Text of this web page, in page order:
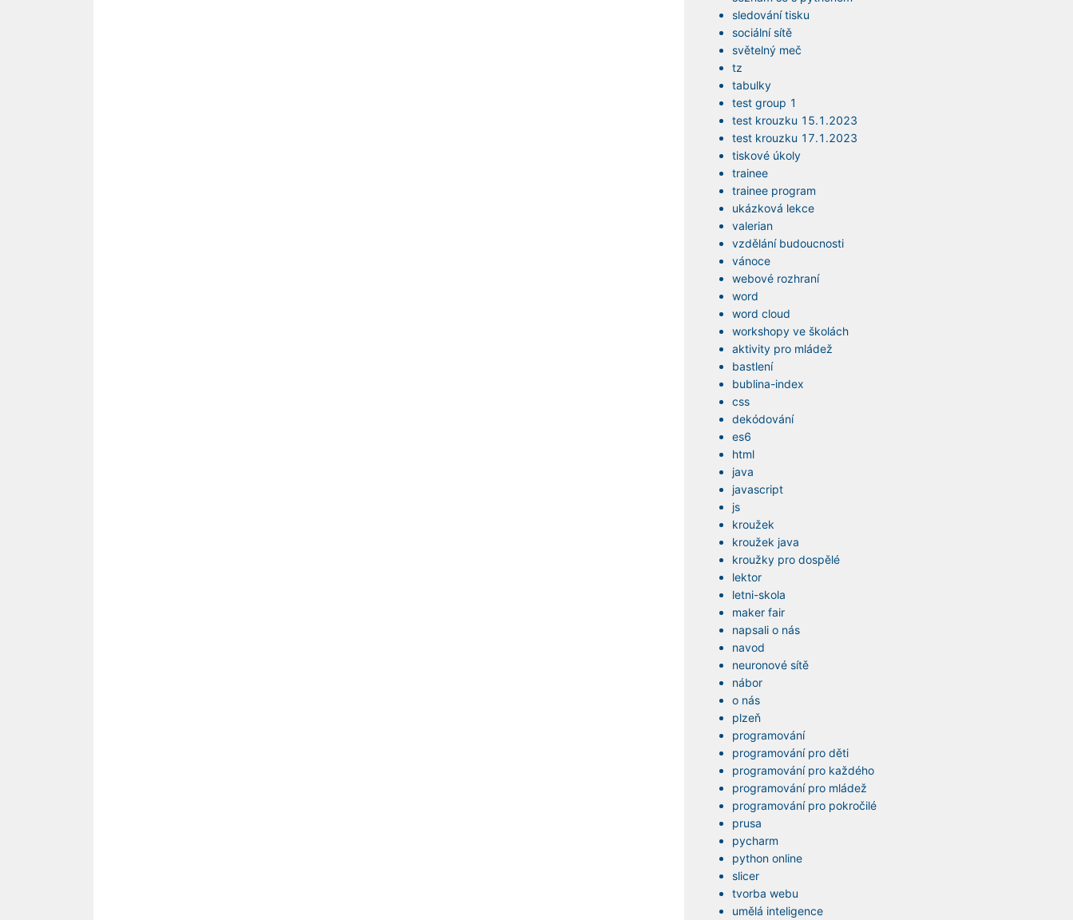
sledování tisku
sociální sítě
světelný meč
tz
tabulky
test group 1
test krouzku 15.1.2023
test krouzku 17.1.2023
tiskové úkoly
trainee
trainee program
ukázková lekce
valerian
vzdělání budoucnosti
vánoce
webové rozhraní
word
word cloud
workshopy ve školách
aktivity pro mládež
bastlení
bublina-index
css
dekódování
es6
html
java
javascript
js
kroužek
kroužek java
kroužky pro dospělé
lektor
letni-skola
maker fair
napsali o nás
navod
neuronové sítě
nábor
o nás
plzeň
programování
programování pro děti
programování pro každého
programování pro mládež
programování pro pokročilé
prusa
pycharm
python online
slicer
tvorba webu
umělá inteligence